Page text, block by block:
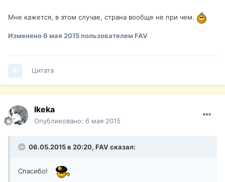
Мне кажется, в этом случае, страна вообще не при чем.
Изменено6 мая 2015пользователем FAV
Цитата
Ikeka
Опубликовано: 6 мая 2015
06.05.2015 в 20:20, FAV сказал:
Спасибо!